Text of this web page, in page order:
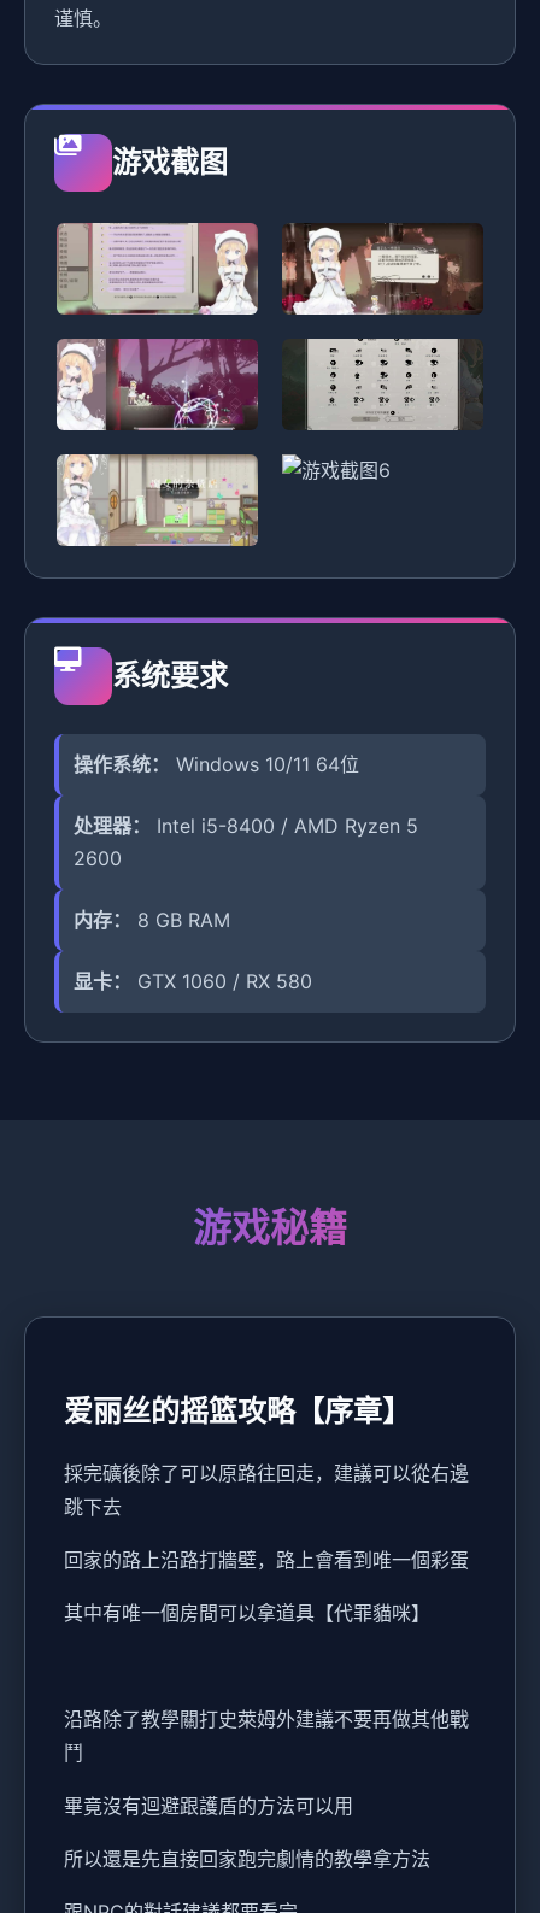
谨慎。
游戏截图
系统要求
操作系统： Windows 10/11 64位
处理器：
Intel i5-8400 / AMD Ryzen 5
2600
内存： 8 GB RAM
显卡： GTX 1060 / RX 580
游戏秘籍
爱丽丝的摇篮攻略【序章】
採完礦後除了可以原路往回走，建議可以從右邊
跳下去
回家的路上沿路打牆壁，路上會看到唯一個彩蛋
其中有唯一個房間可以拿道具【代罪貓咪】
沿路除了教學關打史萊姆外建議不要再做其他戰
鬥
畢竟沒有迴避跟護盾的方法可以用
所以還是先直接回家跑完劇情的教學拿方法